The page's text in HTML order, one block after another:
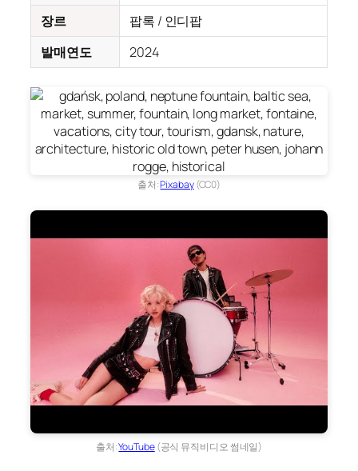
장르
팝록 / 인디팝
발매연도
2024
출처:Pixabay(CC0)
출처:YouTube(공식 뮤직비디오 썸네일)